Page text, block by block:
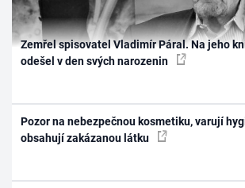
Zemřel spisovatel Vladimír Páral. Na jeho
odešel v den svých narozenin
Pozor na nebezpečnou kosmetiku, varují
obsahují zakázanou látku